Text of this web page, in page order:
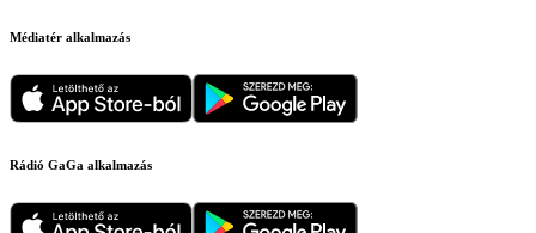
Médiatér alkalmazás
Rádió GaGa alkalmazás